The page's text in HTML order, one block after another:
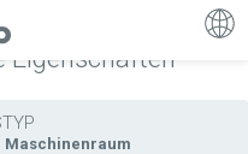
Eigenschaften
Maschinenraum